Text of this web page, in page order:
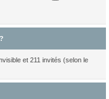
et 211 invités (selon le